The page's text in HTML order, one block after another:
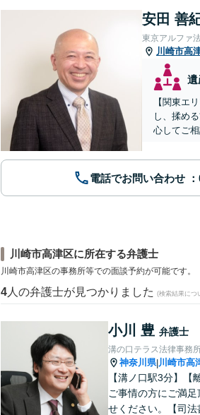
安田 善
東京アルファ
川崎市高
遺
【関東エ
し、揉め
心してご
電話でお問い合わせ
川崎市高津区に所在する弁護士
川崎市高津区の事務所等での面談予約が可能です。
4 人の弁護士が見つかりました (検索結果につ
小川 豊 弁護士
溝の口テラス法律事務
神奈川県|川崎市高
【溝ノ口駅3分】
ご事情の方にご満
せください。【司法